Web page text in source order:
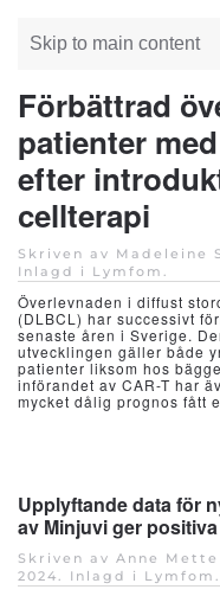
Skip to main content
Förbättrad
patienter
efter
cellterapi
Skriven av Madeleine
Inlagd i Lymfom .
Överlevnaden i diffust
(DLBCL) har successivt
senaste åren i Sverige.
utvecklingen gäller både
patienter liksom hos
införandet av CAR-T har
mycket dålig prognos fått
Upplyftande data för
av Minjuvi ger
Skriven av Anne
2024. Inlagd i Lymfom .